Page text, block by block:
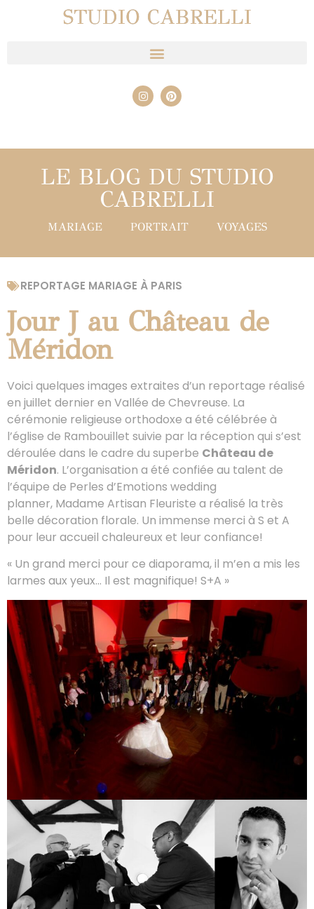
STUDIO CABRELLI
LE BLOG DU STUDIO
CABRELLI
MARIAGE PORTRAIT VOYAGES
REPORTAGE MARIAGE À PARIS
Jour J au Château de
Méridon
Voici quelques images extraites d’un reportage réalisé
en juillet dernier en Vallée de Chevreuse. La
cérémonie religieuse orthodoxe a été célébrée à
l’église de Rambouillet suivie par la réception qui s’est
déroulée dans le cadre du superbe Château de
Méridon. L’organisation a été confiée au talent de
l’équipe de Perles d’Emotions wedding
planner, Madame Artisan Fleuriste a réalisé la très
belle décoration florale. Un immense merci à S et A
pour leur accueil chaleureux et leur confiance!
« Un grand merci pour ce diaporama, il m’en a mis les
larmes aux yeux… Il est magnifique! S+A »